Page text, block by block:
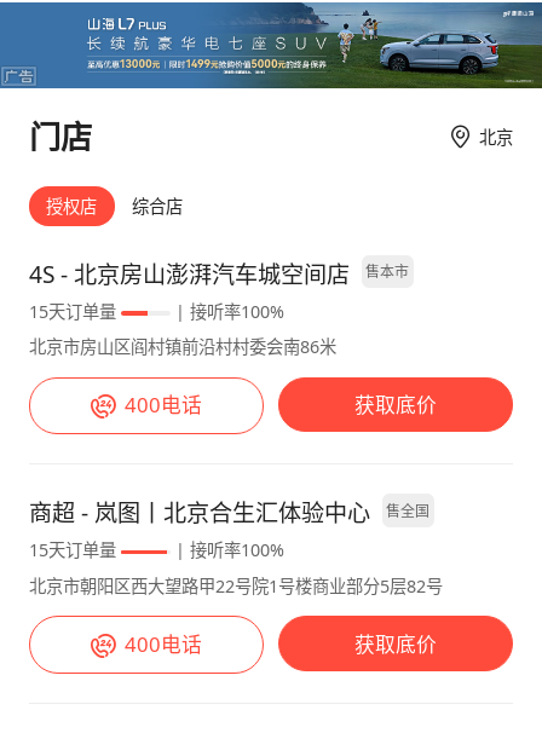
智驾模式下得出，人为驾驶的话，能耗肯定比这
个高。 提到智驾，智驾是真不错的嘞！尤其在
升级4.1版本后，行车动作数据丝滑，很贴近真
人驾驶方式，相信在后续不断优化升级中，能得
到更好的体验。 有点遗憾的是升级4.1版本后，
点鸡肋！后续在法规政策完善下，希望继续开放
门店 北京
授权店 综合店
4S - 北京房山澎湃汽车城空间店 售本市
15天订单量
| 接听率100%
北京市房山区阎村镇前沿村村委会南86米
400电话 获取底价
商超 - 岚图丨北京合生汇体验中心 售全国
15天订单量
| 接听率100%
北京市朝阳区西大望路甲22号院1号楼商业部分5层82号
400电话 获取底价